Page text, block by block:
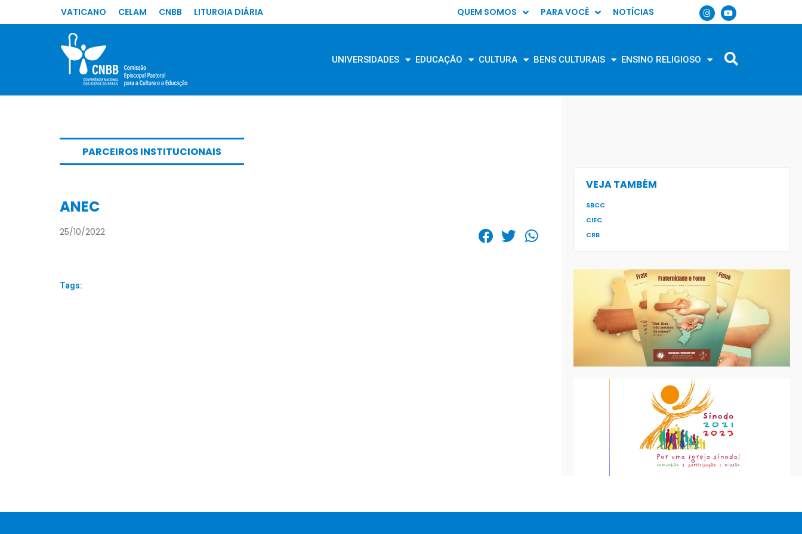
VATICANO CELAM CNBB LITURGIA DIÁRIA QUEM SOMOS PARA VOCÊ NOTÍCIAS
UNIVERSIDADES EDUCAÇÃO CULTURA BENS CULTURAIS ENSINO RELIGIOSO
PARCEIROS INSTITUCIONAIS
ANEC
25/10/2022
Tags:
VEJA TAMBÉM
SBCC
CIEC
CRB